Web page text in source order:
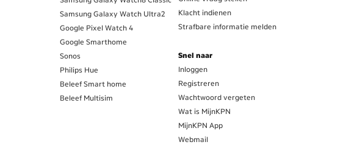
Samsung Galaxy Watch Ultra2
Google Pixel Watch 4
Google Smarthome
Sonos
Philips Hue
Beleef Smart home
Beleef Multisim
Klacht indienen
Strafbare informatie melden
Snel naar
Inloggen
Registreren
Wachtwoord vergeten
Wat is MijnKPN
MijnKPN App
Webmail